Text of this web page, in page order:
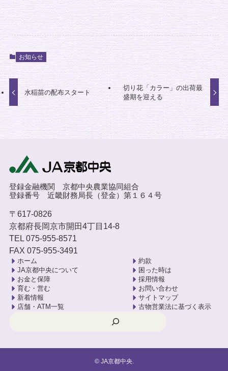
お知らせ
水稲苗の配布スタート
切り花「カラー」の出荷最
盛期を迎える
登録金融機関 京都中央農業協同組合
登録番号 近畿財務局長（登金）第１６４号
〒617-0826
京都府長岡京市開田4丁目14-8
TEL 075-955-8571
FAX 075-955-3491
ホーム
JA京都中央について
お金と保障
育む・営む
新着情報
店舗・ATM一覧
約款
困った時は
採用情報
お問い合わせ
サイトマップ
古物営業法に基づく表示
©JA京都中央.